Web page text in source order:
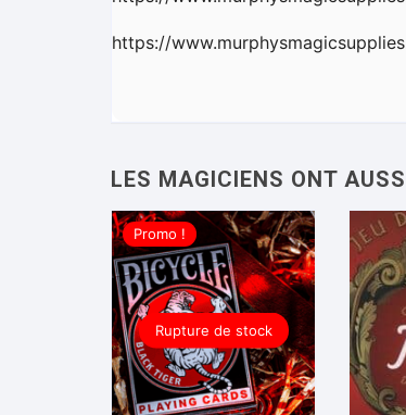
https://
Rupture de stock
Promo !